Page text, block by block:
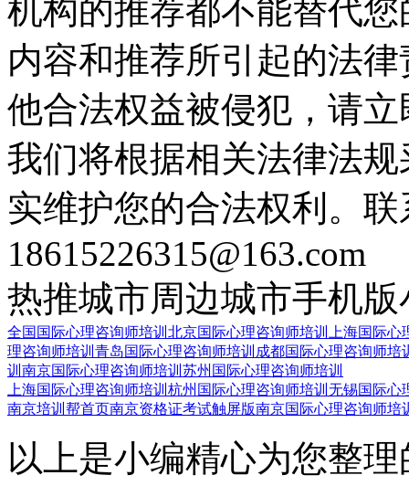
机构的推荐都不能替代
内容和推荐所引起的法
他合法权益被侵犯，请
我们将根据相关法律法
实维护您的合法权利。
18615226315@163.com
热推城市周边城市手机版
全国国际心理咨询师培训 北京国际心理咨询师培训
上海国际
理咨询师培训 青岛国际心理咨询师培训 成都国际心理咨询师培
训 南京国际心理咨询师培训 苏州国际心理咨询师培训
上海国际心理咨询师培训 杭州国际心理咨询师培训 无锡国际心
南京培训帮首页南京资格证考试触屏版南京国际心理咨询师培
以上是小编精心为您整